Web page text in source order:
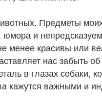
Предметы
и
красивы или
нас забыть
в глазах собаки,
кажутся важными и